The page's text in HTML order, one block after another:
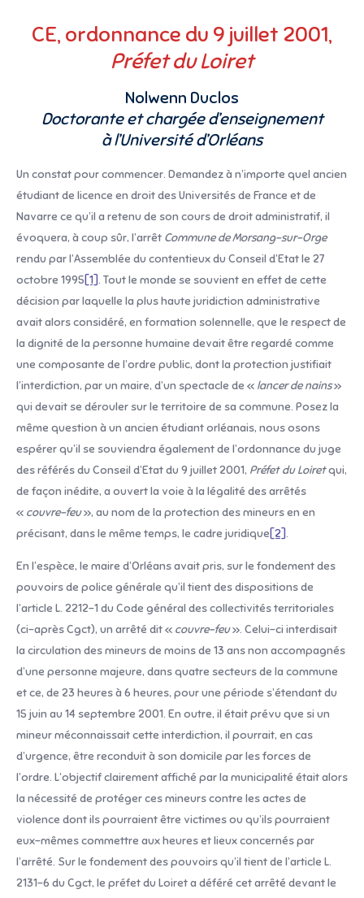
CE, ordonnance du 9 juillet 2001,
Préfet du Loiret
Nolwenn Duclos
Doctorante et chargée d’enseignement
à l’Université d’Orléans
Un constat pour commencer. Demandez à n’importe quel ancien
étudiant de licence en droit des Universités de France et de
Navarre ce qu’il a retenu de son cours de droit administratif, il
évoquera, à coup sûr, l’arrêt Commune de Morsang-sur-Orge
rendu par l’Assemblée du contentieux du Conseil d’Etat le 27
octobre 1995[1]. Tout le monde se souvient en effet de cette
décision par laquelle la plus haute juridiction administrative
avait alors considéré, en formation solennelle, que le respect de
la dignité de la personne humaine devait être regardé comme
une composante de l’ordre public, dont la protection justifiait
l’interdiction, par un maire, d’un spectacle de « lancer de nains»
qui devait se dérouler sur le territoire de sa commune. Posez la
même question à un ancien étudiant orléanais, nous osons
espérer qu’il se souviendra également de l’ordonnance du juge
des référés du Conseil d’Etat du 9 juillet 2001, Préfet du Loiretqui,
de façon inédite, a ouvert la voie à la légalité des arrêtés
« couvre-feu», au nom de la protection des mineurs en en
précisant, dans le même temps, le cadre juridique[2].
En l’espèce, le maire d’Orléans avait pris, sur le fondement des
pouvoirs de police générale qu’il tient des dispositions de
l’article L. 2212-1 du Code général des collectivités territoriales
(ci-après Cgct), un arrêté dit « couvre-feu». Celui-ci interdisait
la circulation des mineurs de moins de 13 ans non accompagnés
d’une personne majeure, dans quatre secteurs de la commune
et ce, de 23 heures à 6 heures, pour une période s’étendant du
15 juin au 14 septembre 2001. En outre, il était prévu que si un
mineur méconnaissait cette interdiction, il pourrait, en cas
d’urgence, être reconduit à son domicile par les forces de
l’ordre. L’objectif clairement affiché par la municipalité était alors
la nécessité de protéger ces mineurs contre les actes de
violence dont ils pourraient être victimes ou qu’ils pourraient
eux-mêmes commettre aux heures et lieux concernés par
l’arrêté. Sur le fondement des pouvoirs qu’il tient de l’article L.
2131-6 du Cgct, le préfet du Loiret a déféré cet arrêté devant le